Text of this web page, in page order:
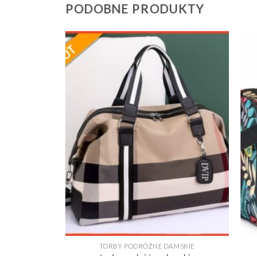
PODOBNE PRODUKTY
TORBY PODRÓŻNE DAMSKIE